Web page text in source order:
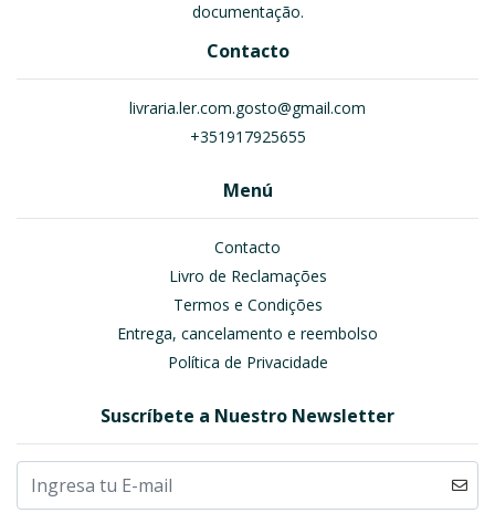
documentação.
Contacto
livraria.ler.com.gosto@gmail.com
+351917925655
Menú
Contacto
Livro de Reclamações
Termos e Condições
Entrega, cancelamento e reembolso
Política de Privacidade
Suscríbete a Nuestro Newsletter